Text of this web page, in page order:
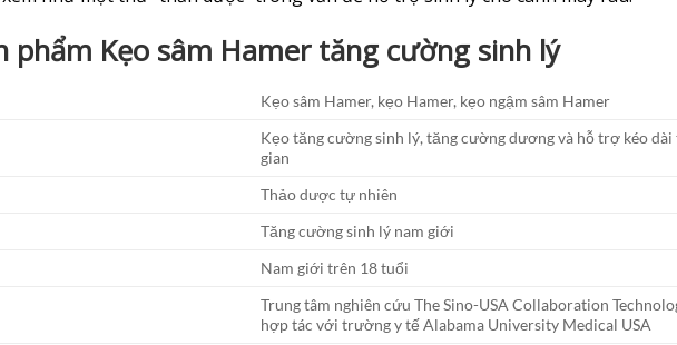
phẩm Kẹo sâm Hamer tăng cường sinh lý
Kẹo sâm Hamer, kẹo Hamer, kẹo ngậm sâm Hamer
Kẹo tăng cường sinh lý, tăng cường dương và hỗ trợ kéo
gian
Thảo dược tự nhiên
Tăng cường sinh lý nam giới
Nam giới trên 18 tuổi
Trung tâm nghiên cứu The Sino-USA Collaboration
hợp tác với trường y tế Alabama University Medical USA